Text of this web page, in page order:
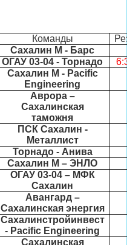
Команды
Сахалин М - Барс
ОГАУ 03-04 - Торнадо
Сахалин М - Pacific
Engineering
Аврора –
Сахалинская
таможня
ПСК Сахалин -
Металлист
Торнадо - Анива
Сахалин М – ЭНЛО
ОГАУ 03-04 – МФК
Сахалин
Авангард –
Сахалинская энергия
Сахалинстройинвест
- Pacific Engineering
Сахалинская